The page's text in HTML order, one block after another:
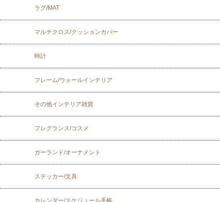
ラグ/MAT
マルチクロス/クッションカバー
時計
フレーム/ウォールインテリア
その他インテリア雑貨
フレグランス/コスメ
ガーランド/オーナメント
ステッカー/文具
カレンダー/スケジュール手帳